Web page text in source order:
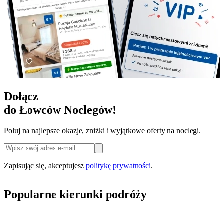
Dołącz
do Łowców Noclegów!
Poluj na najlepsze okazje, zniżki i wyjątkowe oferty na noclegi.
Zapisując się, akceptujesz politykę prywatności.
Popularne kierunki podróży